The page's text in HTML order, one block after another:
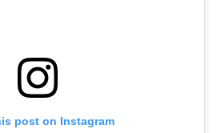
post on Instagram